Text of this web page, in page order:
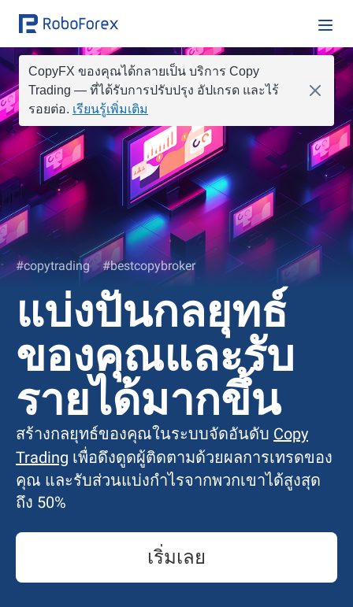
CopyFX ของคุณได้กลายเป็น บริการ Copy
Trading — ที่ได้รับการปรับปรุง อัปเกรด และไร้
รอยต่อ. เรียนรู้เพิ่มเติม
#copytrading #bestcopybroker
แบ่งปันกลยุทธ์
ของคุณและรับ
รายได้มากขึ้น
สร้างกลยุทธ์ของคุณในระบบจัดอันดับ Copy
Trading เพื่อดึงดูดผู้ติดตามด้วยผลการเทรดของ
คุณ และรับส่วนแบ่งกำไรจากพวกเขาได้สูงสุด
ถึง 50%
เริ่มเลย